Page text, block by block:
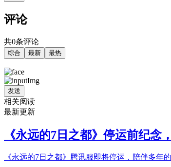
评论
共0条评论
综合 最新 最热
发送
相关阅读
最新更新
《永远的7日之都》停运前纪
《永远的7日之都》腾讯服即将停运，陪伴多